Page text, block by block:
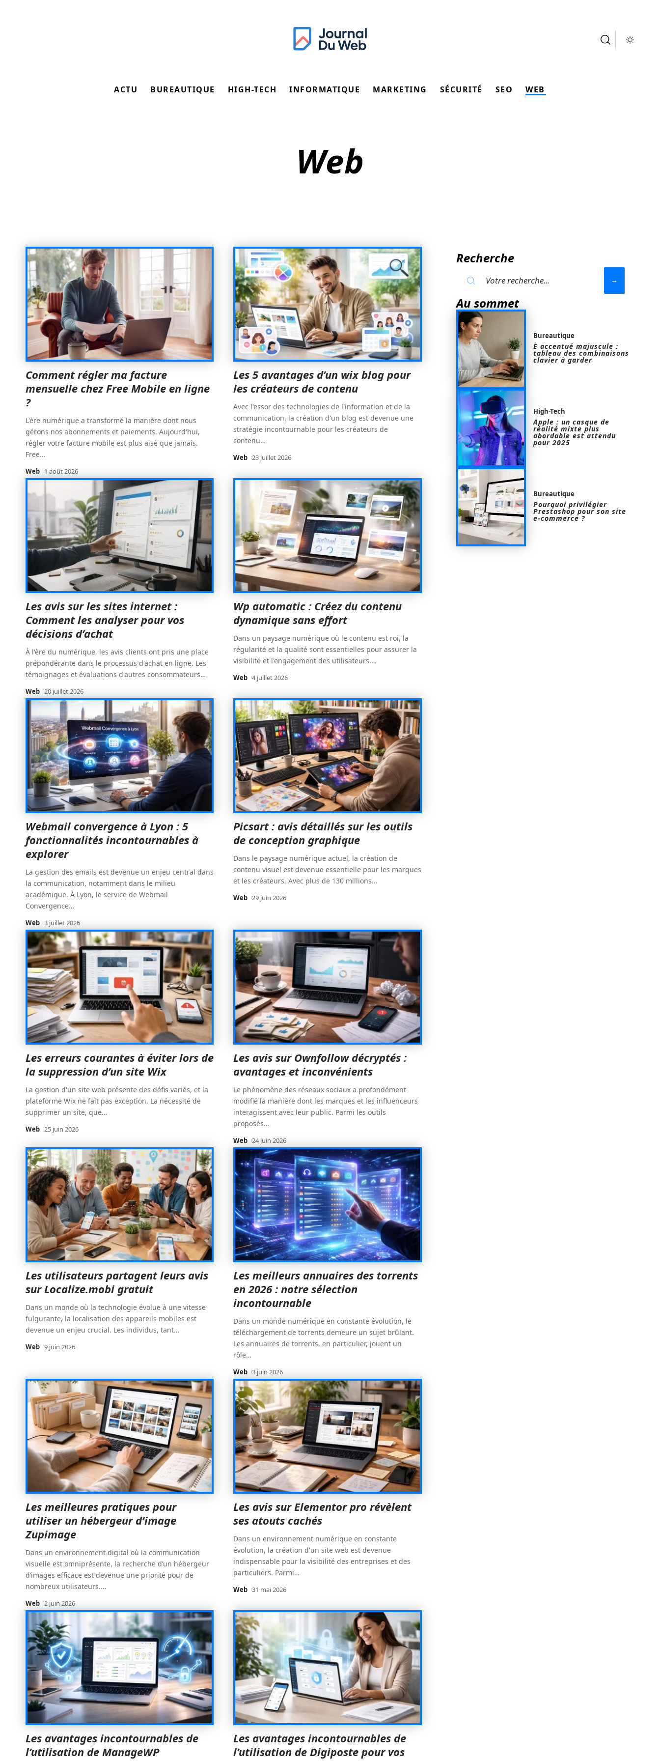
ACTU BUREAUTIQUE HIGH-TECH INFORMATIQUE MARKETING SÉCURITÉ SEO WEB
Web
Comment régler ma facture
mensuelle chez Free Mobile en ligne
?
L'ère numérique a transformé la manière dont nous
gérons nos abonnements et paiements. Aujourd'hui,
régler votre facture mobile est plus aisé que jamais.
Free…
Web 1 août 2026
Les 5 avantages d’un wix blog pour
les créateurs de contenu
Avec l'essor des technologies de l'information et de la
communication, la création d'un blog est devenue une
stratégie incontournable pour les créateurs de
contenu…
Web 23 juillet 2026
Les avis sur les sites internet :
Comment les analyser pour vos
décisions d’achat
À l'ère du numérique, les avis clients ont pris une place
prépondérante dans le processus d'achat en ligne. Les
témoignages et évaluations d'autres consommateurs…
Web 20 juillet 2026
Wp automatic : Créez du contenu
dynamique sans effort
Dans un paysage numérique où le contenu est roi, la
régularité et la qualité sont essentielles pour assurer la
visibilité et l'engagement des utilisateurs.…
Web 4 juillet 2026
Webmail convergence à Lyon : 5
fonctionnalités incontournables à
explorer
La gestion des emails est devenue un enjeu central dans
la communication, notamment dans le milieu
académique. À Lyon, le service de Webmail
Convergence…
Web 3 juillet 2026
Picsart : avis détaillés sur les outils
de conception graphique
Dans le paysage numérique actuel, la création de
contenu visuel est devenue essentielle pour les marques
et les créateurs. Avec plus de 130 millions…
Web 29 juin 2026
Les erreurs courantes à éviter lors de
la suppression d’un site Wix
La gestion d'un site web présente des défis variés, et la
plateforme Wix ne fait pas exception. La nécessité de
supprimer un site, que…
Web 25 juin 2026
Les avis sur Ownfollow décryptés :
avantages et inconvénients
Le phénomène des réseaux sociaux a profondément
modifié la manière dont les marques et les influenceurs
interagissent avec leur public. Parmi les outils
proposés…
Web 24 juin 2026
Les utilisateurs partagent leurs avis
sur Localize.mobi gratuit
Dans un monde où la technologie évolue à une vitesse
fulgurante, la localisation des appareils mobiles est
devenue un enjeu crucial. Les individus, tant…
Web 9 juin 2026
Les meilleurs annuaires des torrents
en 2026 : notre sélection
incontournable
Dans un monde numérique en constante évolution, le
téléchargement de torrents demeure un sujet brûlant.
Les annuaires de torrents, en particulier, jouent un
rôle…
Web 3 juin 2026
Les meilleures pratiques pour
utiliser un hébergeur d’image
Zupimage
Dans un environnement digital où la communication
visuelle est omniprésente, la recherche d’un hébergeur
d’images efficace est devenue une priorité pour de
nombreux utilisateurs.…
Web 2 juin 2026
Les avis sur Elementor pro révèlent
ses atouts cachés
Dans un environnement numérique en constante
évolution, la création d'un site web est devenue
indispensable pour la visibilité des entreprises et des
particuliers. Parmi…
Web 31 mai 2026
Les avantages incontournables de
l’utilisation de ManageWP
Les avantages incontournables de
l’utilisation de Digiposte pour vos
Recherche
Au sommet
Bureautique
È accentué majuscule :
tableau des combinaisons
clavier à garder
High-Tech
Apple : un casque de
réalité mixte plus
abordable est attendu
pour 2025
Bureautique
Pourquoi privilégier
Prestashop pour son site
e-commerce ?